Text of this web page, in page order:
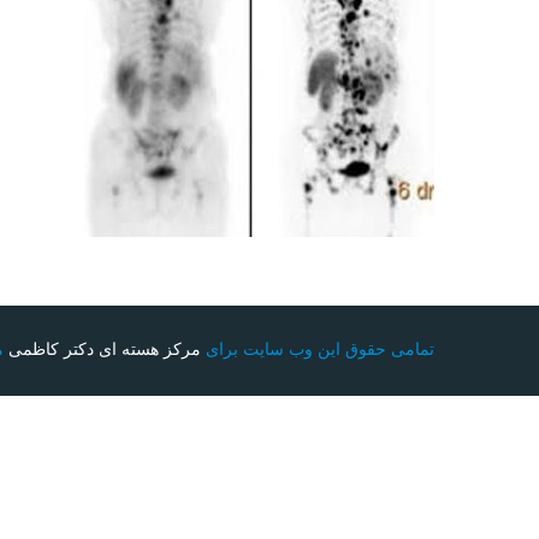
تمامی حقوق این وب سایت برای مرکز هسته ای دکتر کاظمی